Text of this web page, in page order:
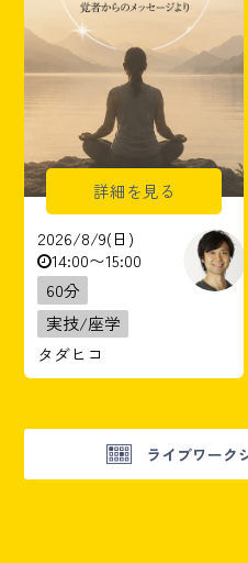
詳細を見る
2026/8/9(日)
14:00〜15:00
60分
実技/座学
タダヒコ
ライブワーク